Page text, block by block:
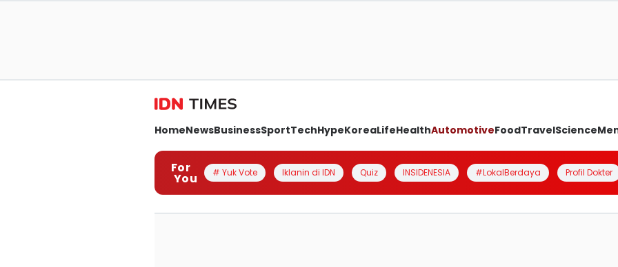
HomeNewsBusinessSportTechHypeKoreaLifeHealthAutomotiveFoodTravelScience
For
You # Yuk Vote Iklanin di IDN Quiz INSIDENESIA #LokalBerdaya Profil Dokter